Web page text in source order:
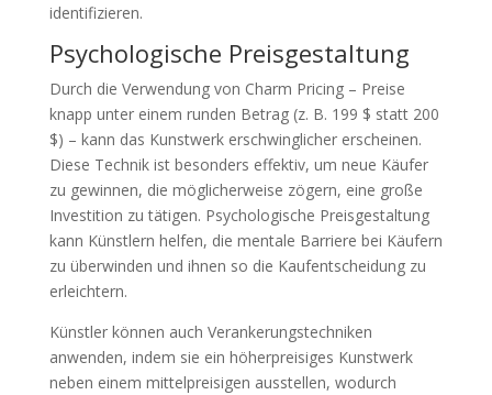
identifizieren.
Psychologische Preisgestaltung
Durch die Verwendung von Charm Pricing – Preise
knapp unter einem runden Betrag (z. B. 199 $ statt 200
$) – kann das Kunstwerk erschwinglicher erscheinen.
Diese Technik ist besonders effektiv, um neue Käufer
zu gewinnen, die möglicherweise zögern, eine große
Investition zu tätigen. Psychologische Preisgestaltung
kann Künstlern helfen, die mentale Barriere bei Käufern
zu überwinden und ihnen so die Kaufentscheidung zu
erleichtern.
Künstler können auch Verankerungstechniken
anwenden, indem sie ein höherpreisiges Kunstwerk
neben einem mittelpreisigen ausstellen, wodurch